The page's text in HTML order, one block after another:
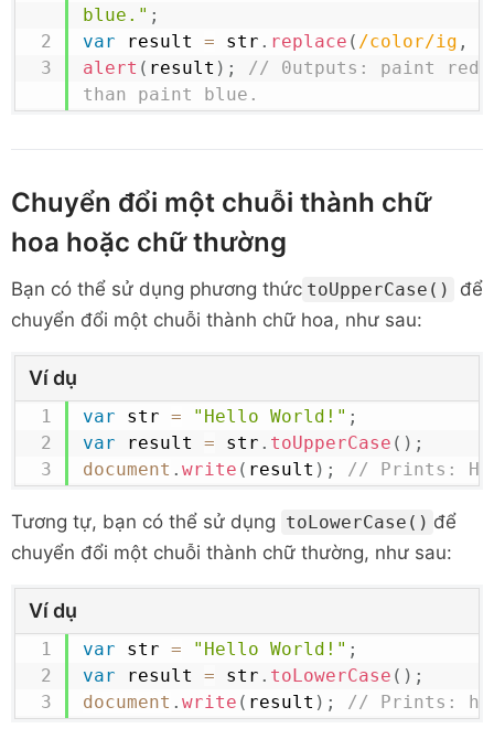
blue." ;
var result = str . replace ( /color/ig ,
alert ( result ) ;
// 0utputs: paint red
than paint blue.
Chuyển đổi một chuỗi thành chữ
hoa hoặc chữ thường
Bạn có thể sử dụng phương thức toUpperCase()
để
chuyển đổi một chuỗi thành chữ hoa, như sau:
Ví dụ
var str = "Hello World!" ;
var result = str . toUpperCase ( ) ;
document . write ( result ) ; // Prints:
Tương tự, bạn có thể sử dụng toLowerCase() để
chuyển đổi một chuỗi thành chữ thường, như sau:
Ví dụ
var str = "Hello World!" ;
var result = str . toLowerCase ( ) ;
document . write ( result ) ; // Prints: